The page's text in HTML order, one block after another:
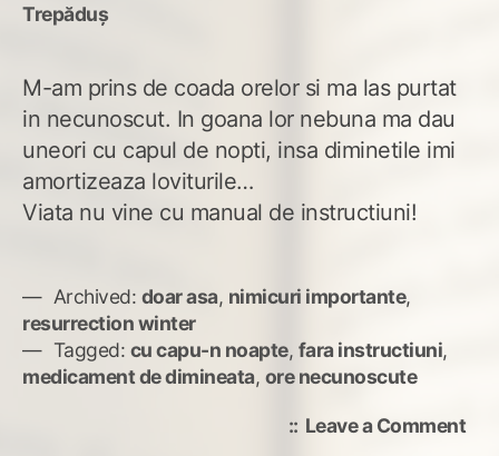
Trepăduș
M-am prins de coada orelor si ma las purtat
in necunoscut. In goana lor nebuna ma dau
uneori cu capul de nopti, insa diminetile imi
amortizeaza loviturile…
Viata nu vine cu manual de instructiuni!
Archived: doar asa, nimicuri importante,
resurrection winter
Tagged: cu capu-n noapte, fara instructiuni,
medicament de dimineata, ore necunoscute
Leave a Commenton